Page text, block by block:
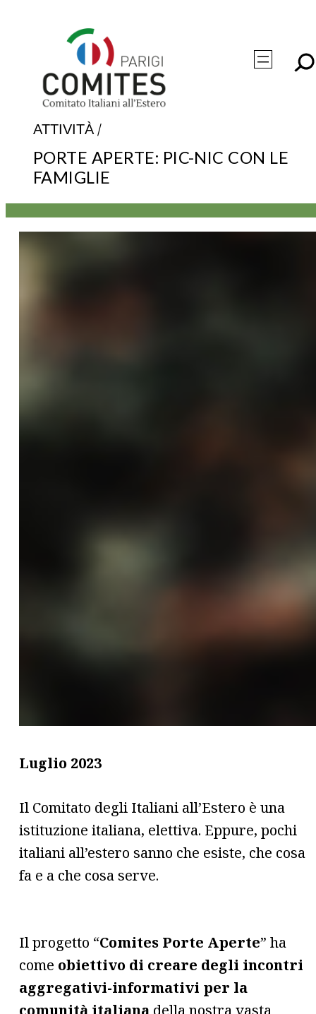
ATTIVITÀ/
PORTE APERTE: PIC-NIC CON LE
FAMIGLIE
Luglio 2023
Il Comitato degli Italiani all’Estero è una
istituzione italiana, elettiva. Eppure, pochi
italiani all’estero sanno che esiste, che cosa
fa e a che cosa serve.
Il progetto “Comites Porte Aperte” ha
come obiettivo di creare degli incontri
aggregativi-informativi per la
comunità italiana della nostra vasta